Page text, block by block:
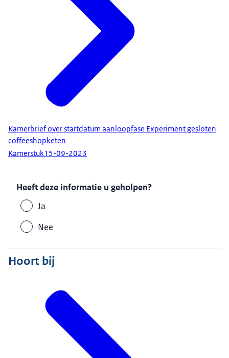
Kamerbrief over startdatum aanloopfase Experiment gesloten
coffeeshopketen
Kamerstuk15-09-2023
Heeft deze informatie u geholpen?
Ja
Nee
Hoort bij